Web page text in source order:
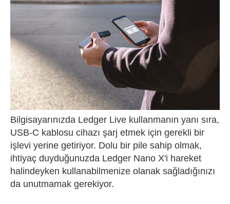
Bilgisayarınızda Ledger Live kullanmanın yanı sıra,
USB-C kablosu cihazı şarj etmek için gerekli bir
işlevi yerine getiriyor. Dolu bir pile sahip olmak,
ihtiyaç duyduğunuzda Ledger Nano X'i hareket
halindeyken kullanabilmenize olanak sağladığınızı
da unutmamak gerekiyor.